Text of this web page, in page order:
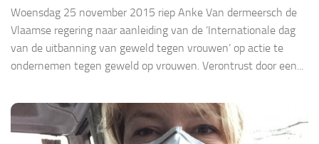
Woensdag 25 november 2015 riep Anke Van dermeersch de
Vlaamse regering naar aanleiding van de ‘Internationale dag
van de uitbanning van geweld tegen vrouwen’ op actie te
ondernemen tegen geweld op vrouwen. Verontrust door een...